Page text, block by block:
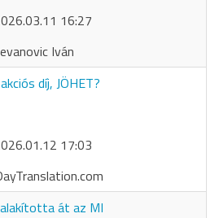
16:27
Iván
díj, JÖHET?
17:03
át az MI